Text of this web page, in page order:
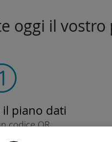
oggi il
il piano dati
codice QR